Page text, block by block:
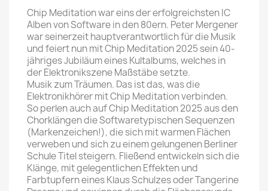
Chip Meditation war eins der erfolgreichsten IC
Alben von Software in den 80ern. Peter Mergener
war seinerzeit hauptverantwortlich für die Musik
und feiert nun mit Chip Meditation 2025 sein 40-
jähriges Jubiläum eines Kultalbums, welches in
der Elektronikszene Maßstäbe setzte.
Musik zum Träumen. Das ist das, was die
Elektronikhörer mit Chip Meditation verbinden.
So perlen auch auf Chip Meditation 2025 aus den
Chorklängen die Softwaretypischen Sequenzen
(Markenzeichen!), die sich mit warmen Flächen
verweben und sich zu einem gelungenen Berliner
Schule Titel steigern. Fließend entwickeln sich die
Klänge, mit gelegentlichen Effekten und
Farbtupfern eines Klaus Schulzes oder Tangerine